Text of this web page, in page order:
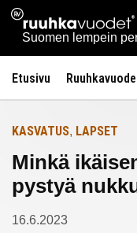
Siirry
sisältöön
Ruuhkavuodet.fi
Suomen lempein
Etusivu
Etusivulle
KASVATUS, LAPSET
Minkä
pystyä
16.6.2023